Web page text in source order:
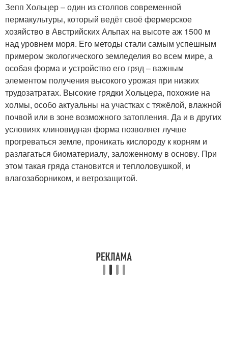
Зепп Хольцер – один из столпов современной
пермакультуры, который ведёт своё фермерское
хозяйство в Австрийских Альпах на высоте аж 1500 м
над уровнем моря. Его методы стали самым успешным
примером экологического земледелия во всем мире, а
особая форма и устройство его гряд – важным
элементом получения высокого урожая при низких
трудозатратах. Высокие грядки Хольцера, похожие на
холмы, особо актуальны на участках с тяжёлой, влажной
почвой или в зоне возможного затопления. Да и в других
условиях клиновидная форма позволяет лучше
прогреваться земле, проникать кислороду к корням и
разлагаться биоматериалу, заложенному в основу. При
этом такая гряда становится и теплоловушкой, и
влагозаборником, и ветрозащитой.